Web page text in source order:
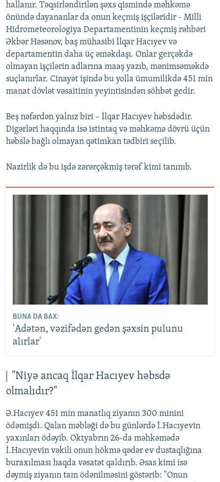
hallanır. Təqsirləndirilən şəxs qismində məhkəmə
önündə dayananlar da onun keçmiş işçiləridir - Milli
Hidrometeorologiya Departamentinin keçmiş rəhbəri
Əkbər Həsənov, baş mühasibi İlqar Hacıyev və
departamentin daha üç əməkdaşı. Onlar gerçəkdə
olmayan işçilərin adlarına maaş yazıb, mənimsəməkdə
suçlanırlar. Cinayət işində bu yolla ümumilikdə 451 min
manat dövlət vəsaitinin yeyintisindən söhbət gedir.
Beş nəfərdən yalnız biri – İlqar Hacıyev həbsdədir.
Digərləri haqqında isə istintaq və məhkəmə dövrü üçün
həbslə bağlı olmayan qətimkan tədbiri seçilib.
Nazirlik də bu işdə zərərçəkmiş tərəf kimi tanınıb.
BUNA DA BAX:
'Adətən, vəzifədən gedən şəxsin pulunu
alırlar'
"Niyə ancaq İlqar Hacıyev həbsdə
olmalıdır?"
Ə.Hacıyev 451 min manatlıq ziyanın 300 minini
ödəmişdi. Qalan məbləği də bu günlərdə İ.Hacıyevin
yaxınları ödəyib. Oktyabrın 26-da məhkəmədə
İ.Hacıyevin vəkili onun hökmə qədər ev dustaqlığına
buraxılması haqda vəsatət qaldırıb. Əsas kimi isə
dəymiş ziyanın tam ödənilməsini göstərib: "Onun